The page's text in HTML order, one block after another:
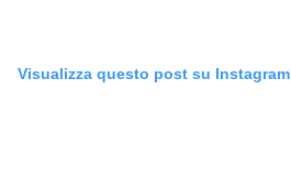
Visualizza questo post su Instagram